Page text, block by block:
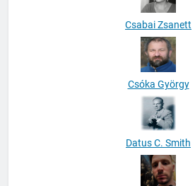
Csabai Zsanett
Csóka György
Datus C. Smith